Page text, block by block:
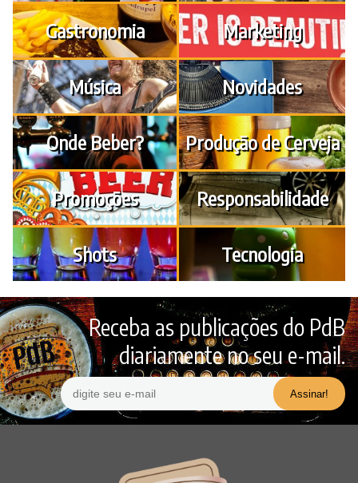
Gastronomia Marketing
Música Novidades
Onde Beber? Produção de Cerveja
Promoções Responsabilidade
Shots Tecnologia
Receba as publicações do PdB
diariamente no seu e-mail.